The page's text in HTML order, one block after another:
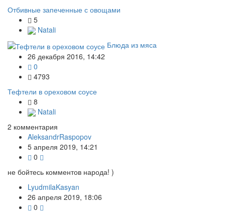
Отбивные запеченные с овощами
5
Natali
Блюда из мяса
26 декабря 2016, 14:42
0
4793
Тефтели в ореховом соусе
8
Natali
2 комментария
AleksandrRaspopov
5 апреля 2019, 14:21
0
не бойтесь комментов народа! )
LyudmilaKasyan
26 апреля 2019, 18:06
0